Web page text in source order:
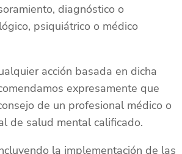
diagnóstico o
psiquiátrico o médico
acción basada en dicha
expresamente que
de un profesional médico o
de salud mental calificado.
la implementación de las